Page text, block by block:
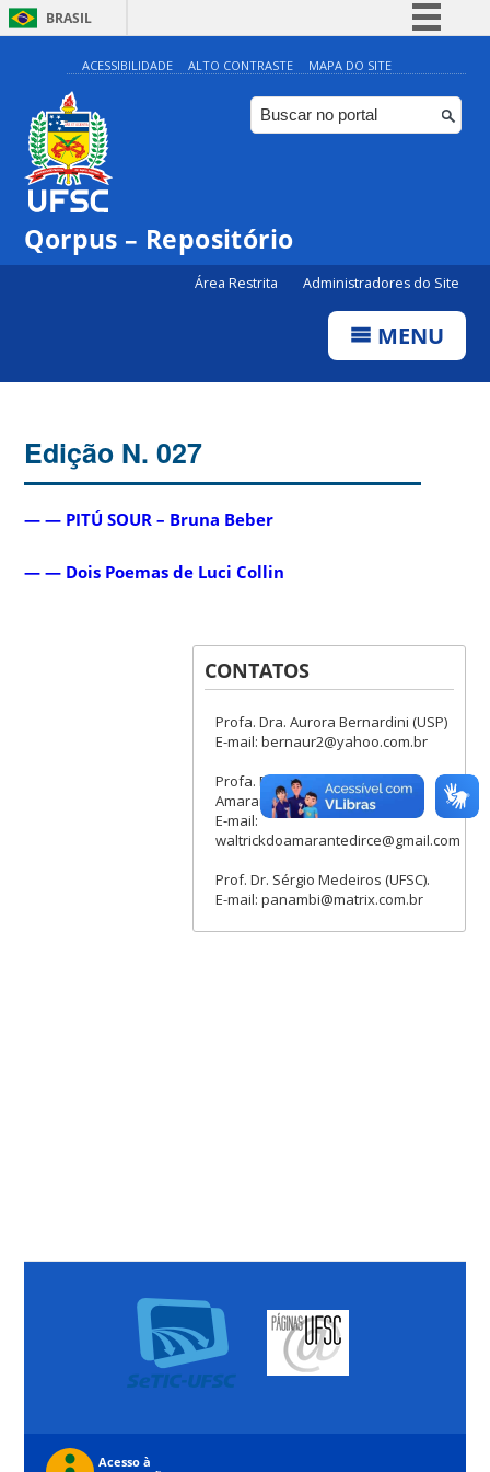
BRASIL
Simplifique!
Comunica BR
Participe
ACESSIBILIDADE ALTO CONTRASTE MAPA DO SITE
Qorpus – Repositório
Área Restrita Administradores do Site
MENU
Edição N. 027
— — PITÚ SOUR – Bruna Beber
— — Dois Poemas de Luci Collin
CONTATOS
Profa. Dra. Aurora Bernardini (USP)
E-mail: bernaur2@yahoo.com.br
Profa. Dra. Dirce Waltrick do
Amarante (UFSC).
E-mail:
waltrickdoamarantedirce@gmail.com
Prof. Dr. Sérgio Medeiros (UFSC).
E-mail: panambi@matrix.com.br